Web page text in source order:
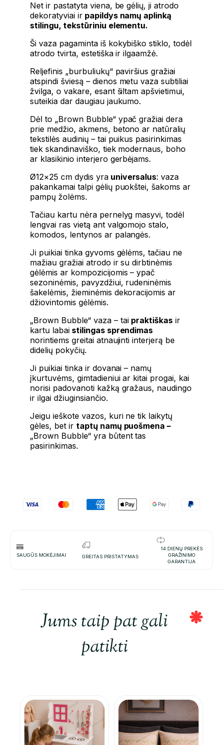
Net ir pastatyta viena, be gėlių, ji atrodo
dekoratyviai irpapildys namų aplinką
stilingu, tekstūriniu elementu.
Ši vaza pagaminta iš kokybiško stiklo, todėl
atrodo tvirta, estetiška ir ilgaamžė.
Reljefinis „burbuliukų“ paviršius gražiai
atspindi šviesą – dienos metu vaza subtiliai
žvilga, o vakare, esant šiltam apšvietimui,
suteikia dar daugiau jaukumo.
Dėl to „Brown Bubble“ ypač gražiai dera
prie medžio, akmens, betono ar natūralių
tekstilės audinių – tai puikus pasirinkimas
tiek skandinaviško, tiek modernaus, boho
ar klasikinio interjero gerbėjams.
Ø12×25 cm dydis yrauniversalus: vaza
pakankamai talpi gėlių puokštei, šakoms ar
pampų žolėms.
Tačiau kartu nėra pernelyg masyvi, todėl
lengvai ras vietą ant valgomojo stalo,
komodos, lentynos ar palangės.
Ji puikiai tinka gyvoms gėlėms, tačiau ne
mažiau gražiai atrodo ir su dirbtinėmis
gėlėmis ar kompozicijomis – ypač
sezoninėmis, pavyzdžiui, rudeninėmis
šakelėmis, žieminėmis dekoracijomis ar
džiovintomis gėlėmis.
„Brown Bubble“ vaza – tai praktiškas ir
kartu labaistilingas sprendimas
norintiems greitai atnaujinti interjerą be
didelių pokyčių.
Ji puikiai tinka ir dovanai – namų
įkurtuvėms, gimtadieniui ar kitai progai, kai
norisi padovanoti kažką gražaus, naudingo
ir ilgai džiuginsiančio.
Jeigu ieškote vazos, kuri ne tik laikytų
gėles, bet ir taptų namų puošmena –
„Brown Bubble“ yra būtent tas
pasirinkimas.
SAUGŪS MOKĖJIMAI GREITAS PRISTATYMAS
14 DIENŲ PREKĖS
GRAŽINIMO
GARANTIJA
Jums taip pat gali
patikti